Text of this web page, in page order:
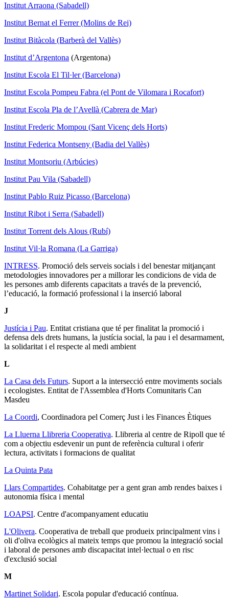
Institut Arraona (Sabadell)
Institut Bernat el Ferrer (Molins de Rei)
Institut Bitàcola (Barberà del Vallès)
Institut d’Argentona (Argentona)
Institut Escola El Til·ler (Barcelona)
Institut Escola Pompeu Fabra (el Pont de Vilomara i Rocafort)
Institut Escola Pla de l’Avellà (Cabrera de Mar)
Institut Frederic Mompou (Sant Vicenç dels Horts)
Institut Federica Montseny (Badia del Vallès)
Institut Montsoriu (Arbúcies)
Institut Pau Vila (Sabadell)
Institut Pablo Ruiz Picasso (Barcelona)
Institut Ribot i Serra (Sabadell)
Institut Torrent dels Alous (Rubí)
Institut Vil·la Romana (La Garriga)
INTRESS. Promoció dels serveis socials i del benestar mitjançant
metodologies innovadores per a millorar les condicions de vida de
les persones amb diferents capacitats a través de la prevenció,
l’educació, la formació professional i la inserció laboral
J
Justícia i Pau. Entitat cristiana que té per finalitat la promoció i
defensa dels drets humans, la justícia social, la pau i el desarmament,
la solidaritat i el respecte al medi ambient
L
La Casa dels Futurs. Suport a la intersecció entre moviments socials
i ecologistes. Entitat de l'Assemblea d'Horts Comunitaris Can
Masdeu
La Coordi, Coordinadora pel Comerç Just i les Finances Ètiques
La Lluerna Llibreria Cooperativa. Llibreria al centre de Ripoll que té
com a objectiu esdevenir un punt de referència cultural i oferir
lectura, activitats i formacions de qualitat
La Quinta Pata
Llars Compartides. Cohabitatge per a gent gran amb rendes baixes i
autonomia física i mental
LOAPSI. Centre d'acompanyament educatiu
L'Olivera. Cooperativa de treball que produeix principalment vins i
oli d'oliva ecològics al mateix temps que promou la integració social
i laboral de persones amb discapacitat intel·lectual o en risc
d'exclusió social
M
Martinet Solidari. Escola popular d'educació contínua.